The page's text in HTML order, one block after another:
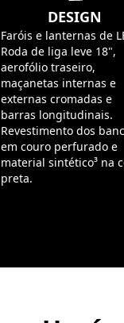
DESIGN
Faróis e lanternas de
Roda de liga leve 18",
aerofólio traseiro,
maçanetas internas e
externas cromadas e
barras longitudinais.
Revestimento dos
em couro perfurado e
material sintético³ na
preta.